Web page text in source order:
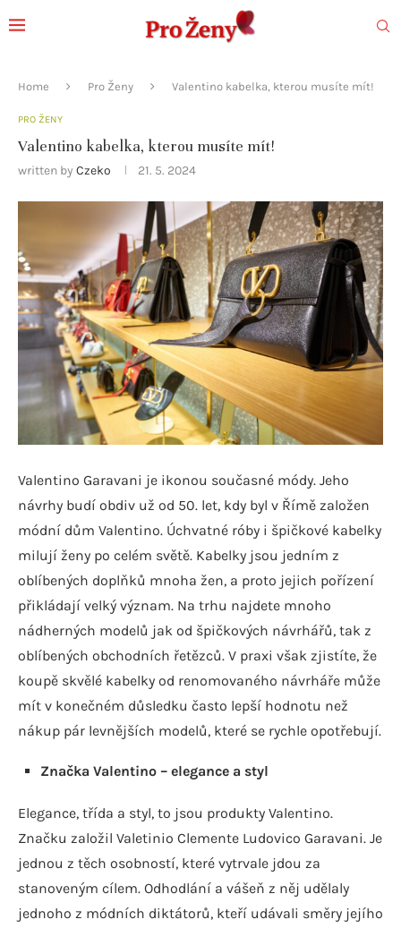
Home Pro Ženy Valentino kabelka, kterou musíte mít!
PRO ŽENY
Valentino kabelka, kterou musíte mít!
written by Czeko 21. 5. 2024
Valentino Garavani je ikonou současné módy. Jeho
návrhy budí obdiv už od 50. let, kdy byl v Římě založen
módní dům Valentino. Úchvatné róby i špičkové kabelky
milují ženy po celém světě. Kabelky jsou jedním z
oblíbených doplňků mnoha žen, a proto jejich pořízení
přikládají velký význam. Na trhu najdete mnoho
nádherných modelů jak od špičkových návrhářů, tak z
oblíbených obchodních řetězců. V praxi však zjistíte, že
koupě skvělé kabelky od renomovaného návrháře může
mít v konečném důsledku často lepší hodnotu než
nákup pár levnějších modelů, které se rychle opotřebují.
Značka Valentino – elegance a styl
Elegance, třída a styl, to jsou produkty Valentino.
Značku založil Valetinio Clemente Ludovico Garavani. Je
jednou z těch osobností, které vytrvale jdou za
stanoveným cílem. Odhodlání a vášeň z něj udělaly
jednoho z módních diktátorů, kteří udávali směry jejího